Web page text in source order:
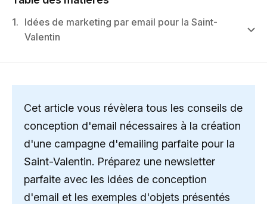
1. Idées de marketing par email pour la Saint-
Valentin
Cet article vous révèlera tous les conseils de
conception d'email nécessaires à la création
d'une campagne d'emailing parfaite pour la
Saint-Valentin. Préparez une newsletter
parfaite avec les idées de conception
d'email et les exemples d'objets présentés